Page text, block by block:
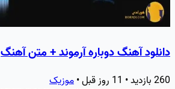
دانلود آهنگ دوباره آرموند + متن آهنگ
260 بازدید • 11 روز قبل • موزیک